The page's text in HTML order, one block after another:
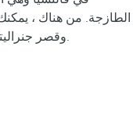
الطازجة. من هناك ،
وقصر جنراليتات . إذا كنت تريد منظرًا فريدًا للمدينة ، فلا شيء يضاهي ركوب ميغيليت. من ارتفاع 51 مترًا ، يكون منظور المدينة مميزًا للغاية: فالتأمل في غروب الشمس من هناك تجربة لن تنساها أبدًا.